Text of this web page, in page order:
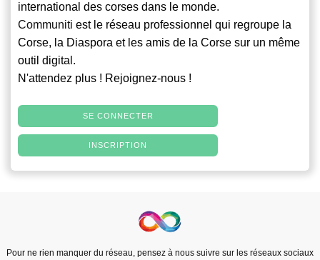
international des corses dans le monde.
Communiti est le réseau professionnel qui regroupe la
Corse, la Diaspora et les amis de la Corse sur un même
outil digital.
N'attendez plus ! Rejoignez-nous !
SE CONNECTER
INSCRIPTION
Pour ne rien manquer du réseau, pensez à nous suivre sur les réseaux sociaux